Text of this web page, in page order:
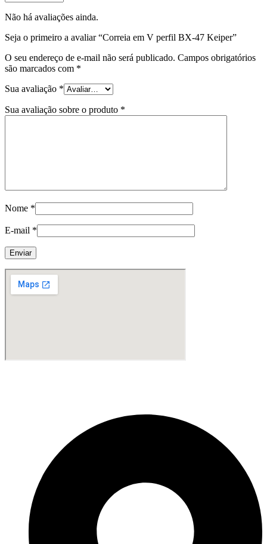
Não há avaliações ainda.
Seja o primeiro a avaliar “Correia em V perfil BX-47 Keiper”
O seu endereço de e-mail não será publicado. Campos obrigatórios
são marcados com *
Sua avaliação *
Sua avaliação sobre o produto *
Nome *
E-mail *